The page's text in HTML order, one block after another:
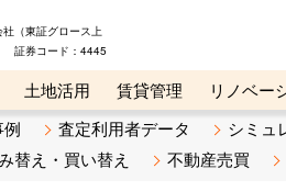
（東証グロース上
証券コード：4445
土地活用 賃貸管理 リノベー
座 リビンマガジンBiz 不動産
査定利用者データ
シミュ
替え・買い替え 不動産売買